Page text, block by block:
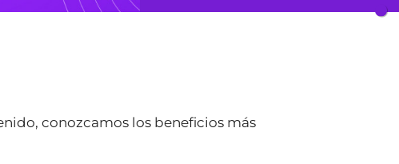
conozcamos los beneficios más